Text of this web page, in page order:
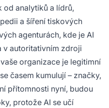
od analytiků a lídrů,
a šíření tiskových
agenturách, kde je AI
v autoritativním zdroji
organizace je legitimní
časem kumulují – značky,
přítomnosti nyní, budou
protože AI se učí